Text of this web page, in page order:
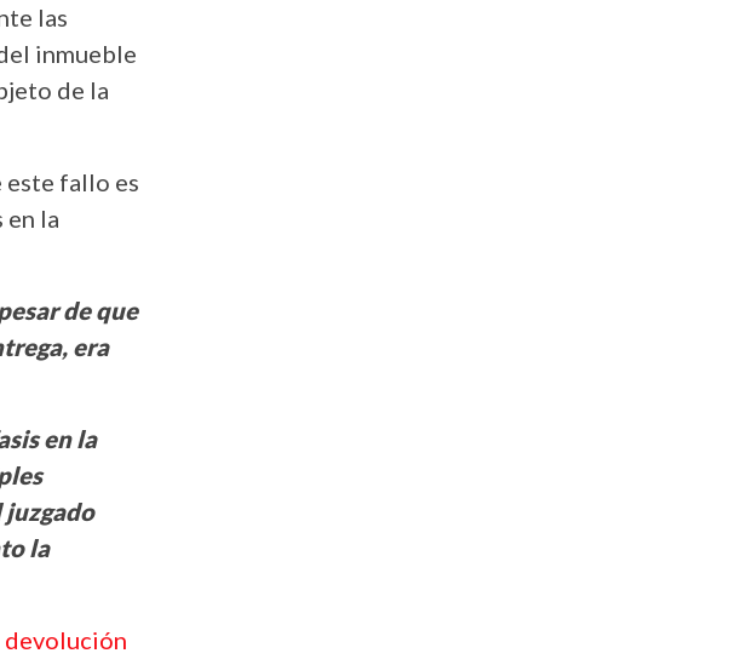
las
inmueble
de la
fallo es
la
de que
era
en la
juzgado
la
devolución